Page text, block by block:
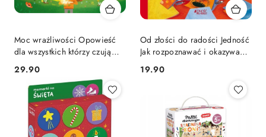
Moc wrażliwości Opowieść
dla wszystkich którzy czują
mocniej więcej Jedność
Cena:
29.90
Od złości do radości Jedność
Jak rozpoznawać i okazywać
uczucia Emocje
Cena:
19.90